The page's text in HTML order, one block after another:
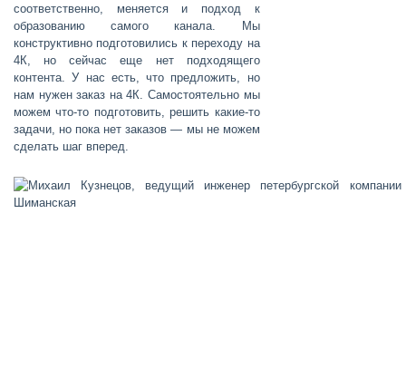
соответственно, меняется и подход к
образованию самого канала. Мы
конструктивно подготовились к переходу на
4К, но сейчас еще нет подходящего
контента. У нас есть, что предложить, но
нам нужен заказ на 4К. Самостоятельно мы
можем что-то подготовить, решить какие-то
задачи, но пока нет заказов — мы не можем
сделать шаг вперед.